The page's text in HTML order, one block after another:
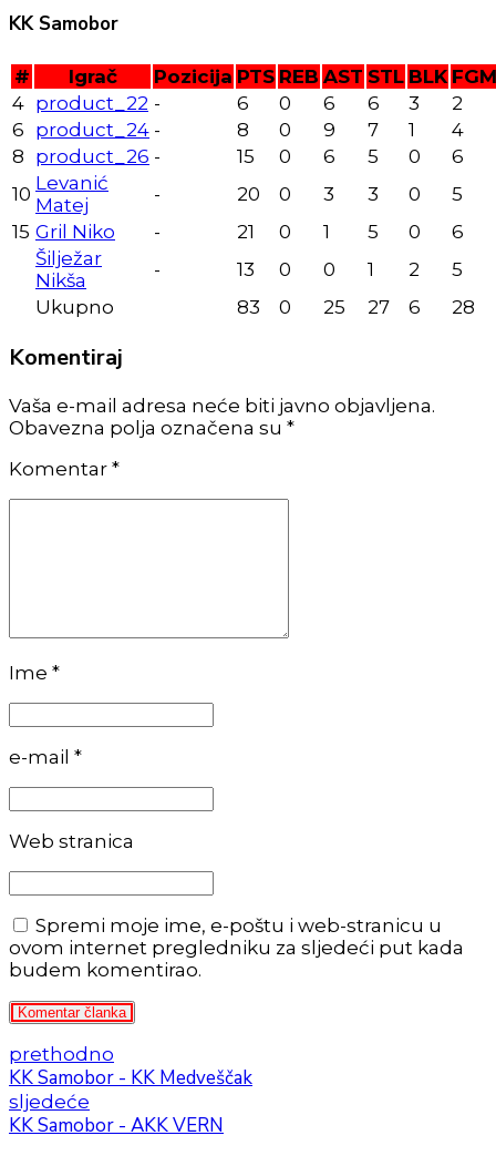
KK Samobor
# Igrač Pozicija PTS REB AST STL BLK FGM
4 product_22 - 6 0 6 6 3
2
6 product_24 - 8 0 9 7 1
4
8 product_26 - 15 0 6 5 0
6
10 Levanić
Matej
- 20 0 3 3 0
5
15 Gril Niko - 21 0 1 5 0
6
Šilježar
Nikša
- 13 0 0 1 2
5
Ukupno
83 0 25 27 6 28
Komentiraj
Vaša e-mail adresa neće biti javno objavljena.
Obavezna polja označena su *
Komentar *
Ime *
e-mail *
Web stranica
Spremi moje ime, e-poštu i web-stranicu u
ovom internet pregledniku za sljedeći put kada
budem komentirao.
Komentar članka
prethodno
KK Samobor - KK Medveščak
sljedeće
KK Samobor - AKK VERN